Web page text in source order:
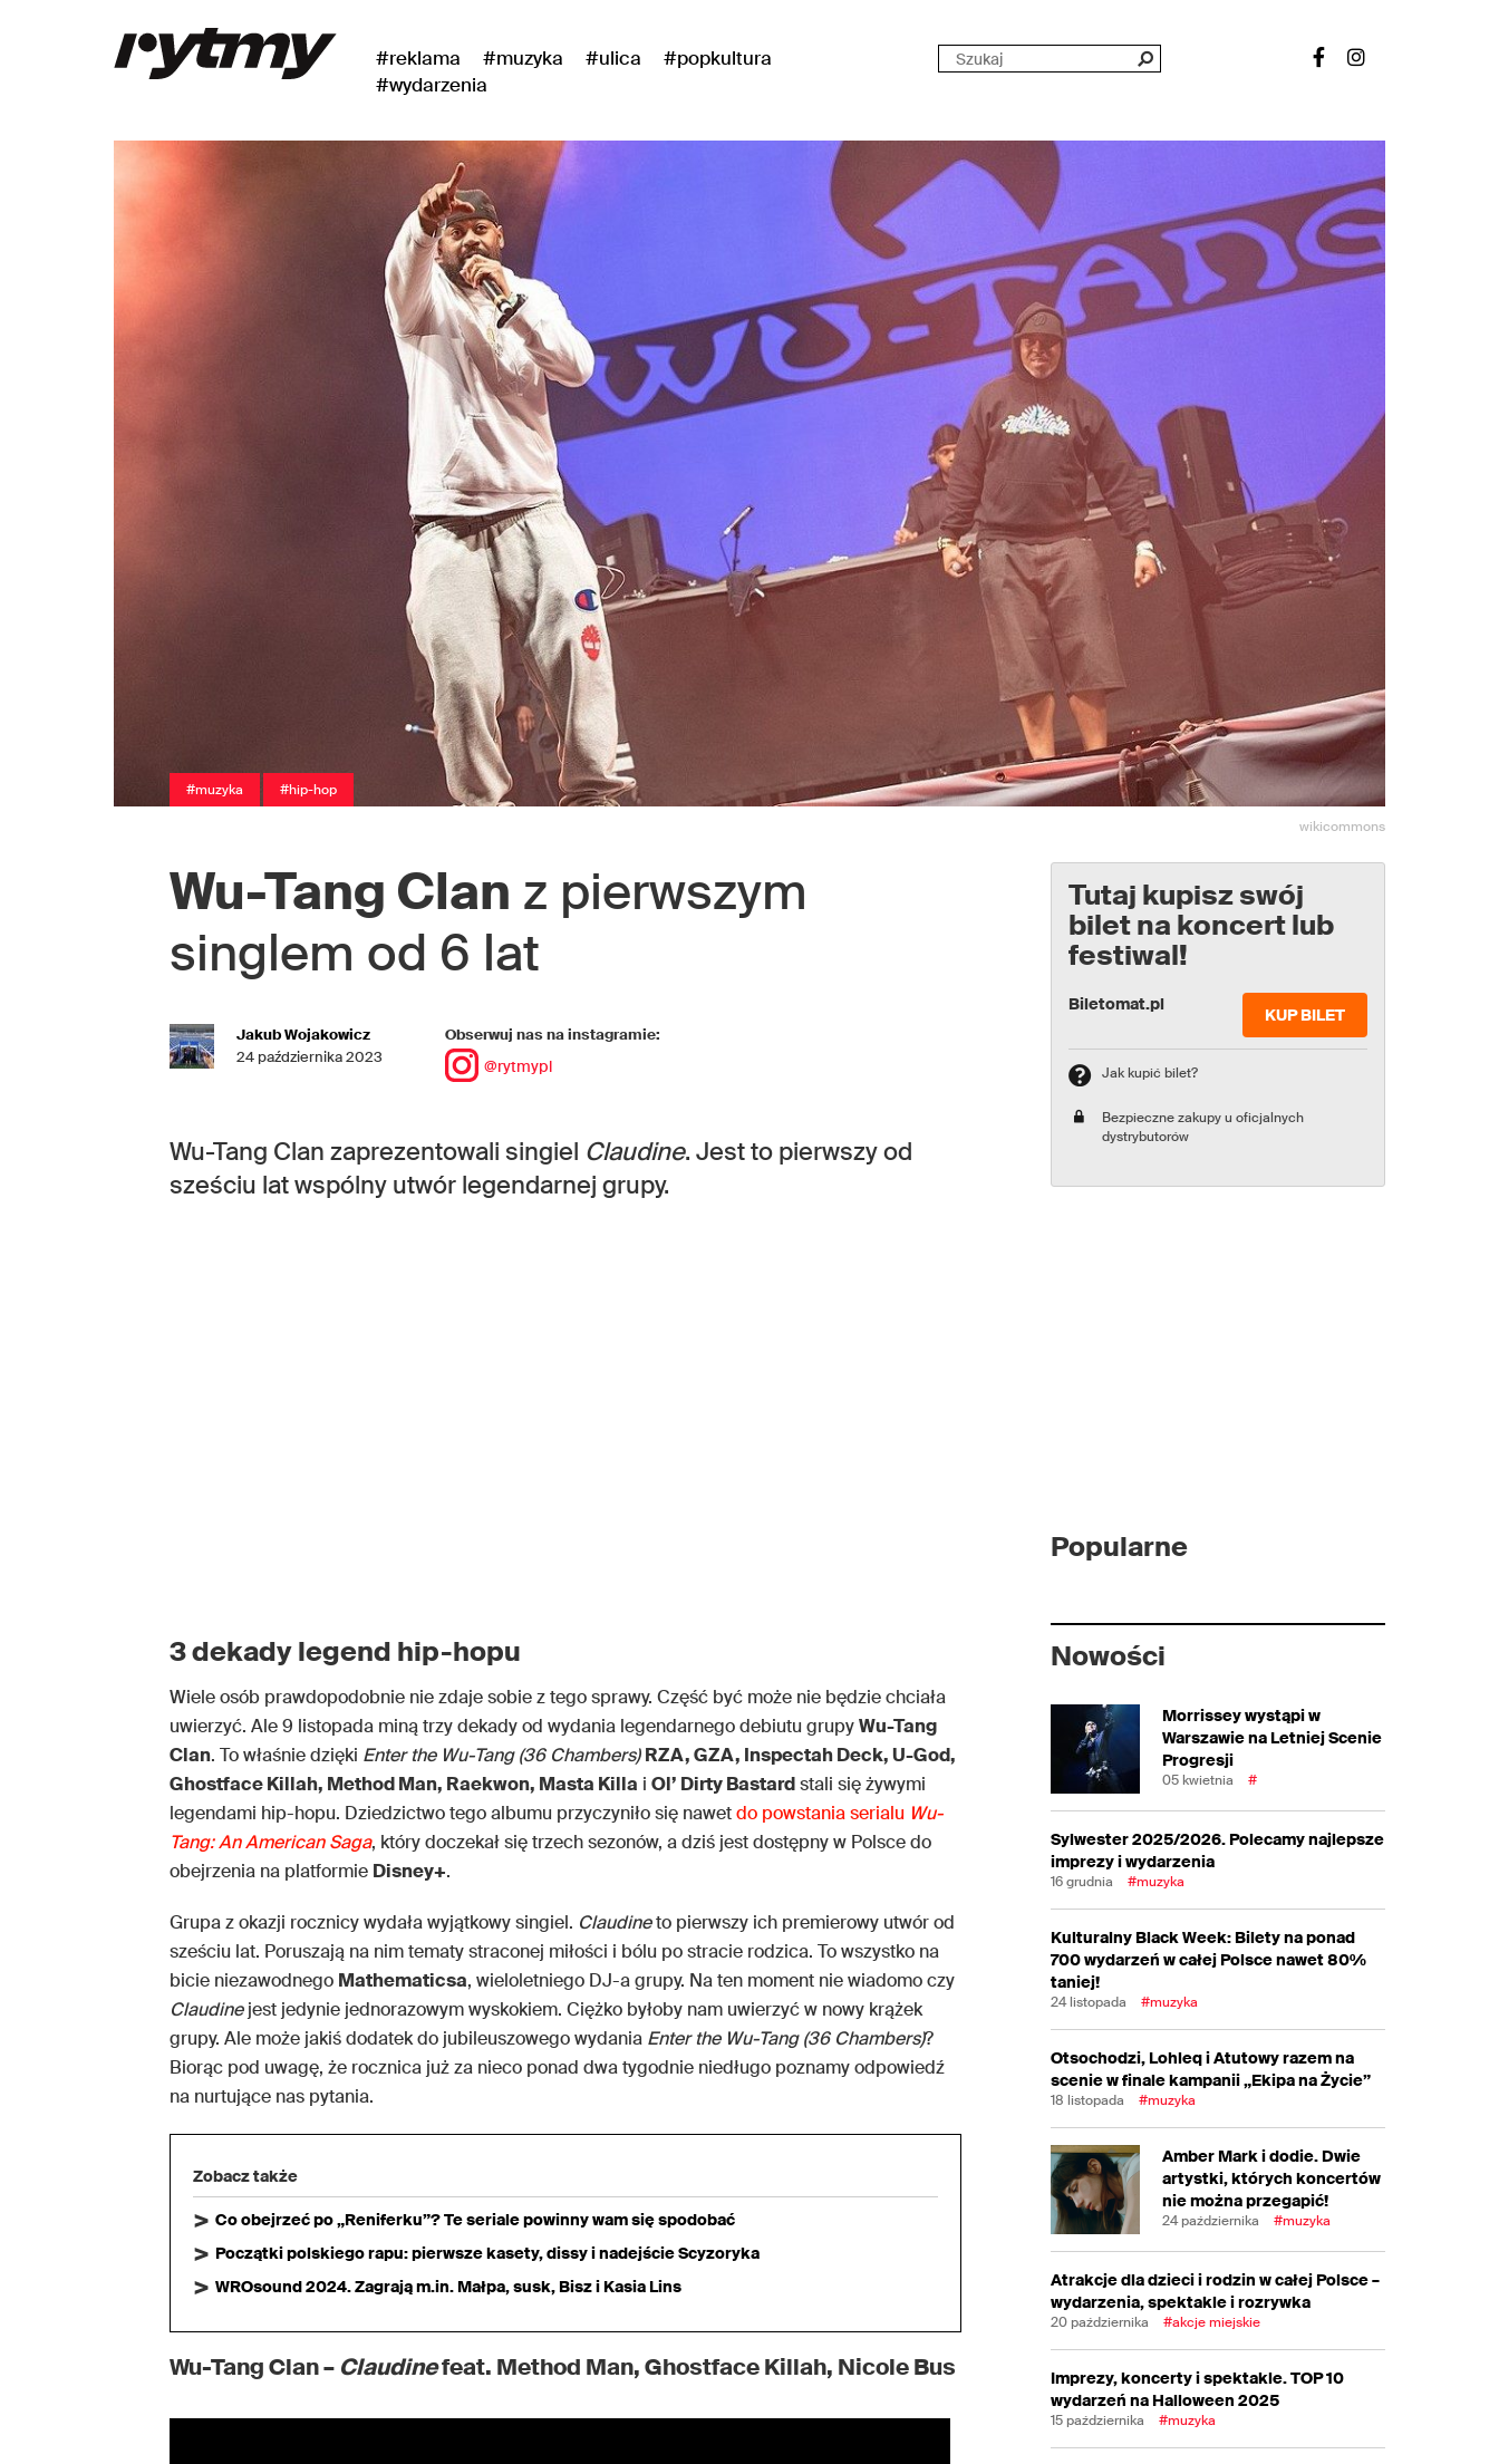
#reklama #muzyka #ulica
#popkultura
#wydarzenia
#muzyka #hip-hop
wikicommons
Wu-Tang Clan z pierwszym
singlem od 6 lat
Jakub Wojakowicz
24 października 2023
Obserwuj nas na instagramie:
@rytmypl
Wu-Tang Clan zaprezentowali singiel Claudine. Jest to pierwszy od
sześciu lat wspólny utwór legendarnej grupy.
3 dekady legend hip-hopu
Wiele osób prawdopodobnie nie zdaje sobie z tego sprawy. Część być może nie będzie chciała
uwierzyć. Ale 9 listopada miną trzy dekady od wydania legendarnego debiutu grupyWu-Tang
Clan. To właśnie dzięki Enter the Wu-Tang (36 Chambers) RZA, GZA, Inspectah Deck, U-God,
Ghostface Killah, Method Man, Raekwon, Masta Killa i Ol’ Dirty Bastardstali się żywymi
legendami hip-hopu. Dziedzictwo tego albumu przyczyniło się nawetdo powstania serialu Wu-
Tang: An American Saga, który doczekał się trzech sezonów, a dziś jest dostępny w Polsce do
obejrzenia na platformie Disney+.
Grupa z okazji rocznicy wydała wyjątkowy singiel. Claudineto pierwszy ich premierowy utwór od
sześciu lat. Poruszają na nim tematy straconej miłości i bólu po stracie rodzica. To wszystko na
bicie niezawodnego Mathematicsa, wieloletniego DJ-a grupy. Na ten moment nie wiadomo czy
Claudinejest jedynie jednorazowym wyskokiem. Ciężko byłoby nam uwierzyć w nowy krążek
grupy. Ale może jakiś dodatek do jubileuszowego wydania Enter the Wu-Tang (36 Chambers)?
Biorąc pod uwagę, że rocznica już za nieco ponad dwa tygodnie niedługo poznamy odpowiedź
na nurtujące nas pytania.
Zobacz także
Co obejrzeć po „Reniferku”? Te seriale powinny wam się spodobać
Początki polskiego rapu: pierwsze kasety, dissy i nadejście Scyzoryka
WROsound 2024. Zagrają m.in. Małpa, susk, Bisz i Kasia Lins
Wu-Tang Clan – Claudinefeat. Method Man, Ghostface Killah, Nicole Bus
Tutaj kupisz swój
bilet na koncert lub
festiwal!
Biletomat.pl
KUP BILET
Jak kupić bilet?
Bezpieczne zakupy u oficjalnych
dystrybutorów
Popularne
Nowości
Morrissey wystąpi w
Warszawie na Letniej Scenie
Progresji
05 kwietnia #
Sylwester 2025/2026. Polecamy najlepsze
imprezy i wydarzenia
16 grudnia #muzyka
Kulturalny Black Week: Bilety na ponad
700 wydarzeń w całej Polsce nawet 80%
taniej!
24 listopada #muzyka
Otsochodzi, Lohleq i Atutowy razem na
scenie w finale kampanii „Ekipa na Życie”
18 listopada #muzyka
Amber Mark i dodie. Dwie
artystki, których koncertów
nie można przegapić!
24 października #muzyka
Atrakcje dla dzieci i rodzin w całej Polsce –
wydarzenia, spektakle i rozrywka
20 października #akcje miejskie
Imprezy, koncerty i spektakle. TOP 10
wydarzeń na Halloween 2025
15 października #muzyka